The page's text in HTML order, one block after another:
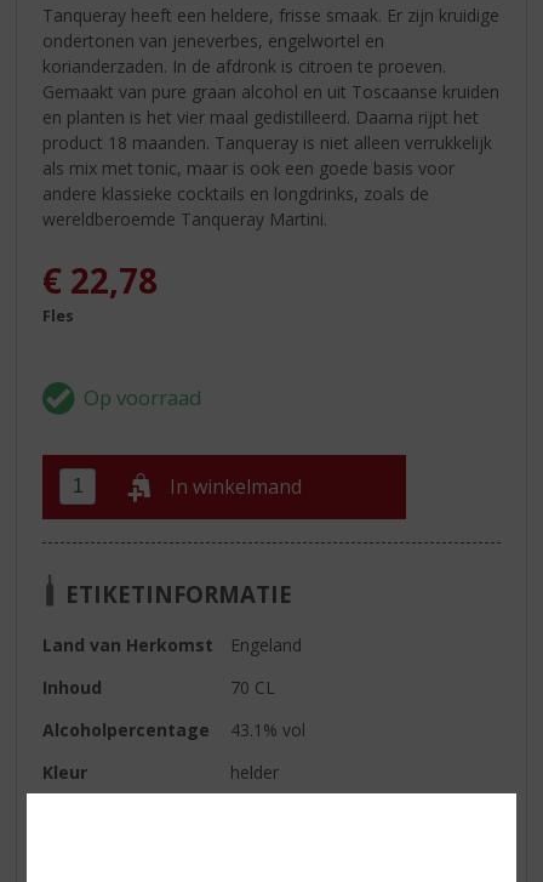
Tanqueray heeft een heldere, frisse smaak. Er zijn kruidige
ondertonen van jeneverbes, engelwortel en
korianderzaden. In de afdronk is citroen te proeven.
Gemaakt van pure graan alcohol en uit Toscaanse kruiden
en planten is het vier maal gedistilleerd. Daarna rijpt het
product 18 maanden. Tanqueray is niet alleen verrukkelijk
als mix met tonic, maar is ook een goede basis voor
andere klassieke cocktails en longdrinks, zoals de
wereldberoemde Tanqueray Martini.
€ 22,78
Fles
In winkelmand
ETIKETINFORMATIE
Land van Herkomst
Engeland
Inhoud
70 CL
Alcoholpercentage
43.1% vol
Kleur
helder